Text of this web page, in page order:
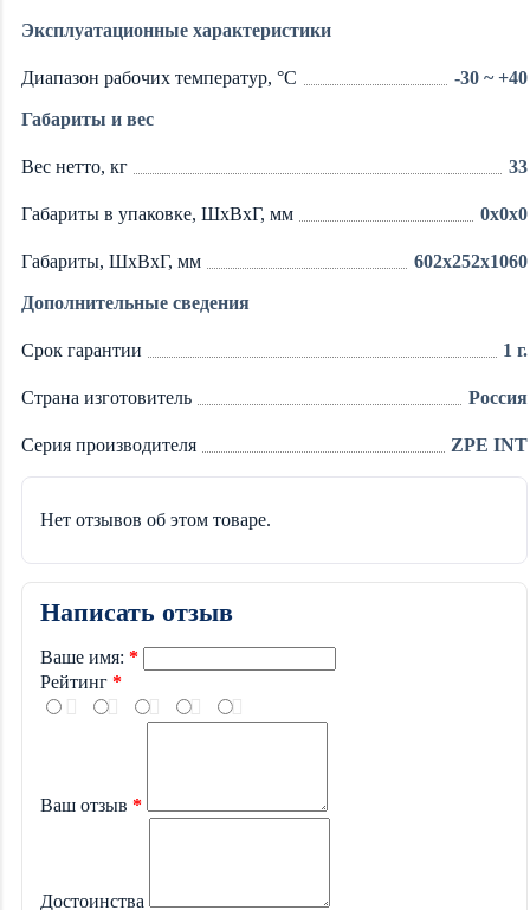
Эксплуатационные характеристики
Диапазон рабочих температур, °C -30 ~ +40
Габариты и вес
Вес нетто, кг 33
Габариты в упаковке, ШxВxГ, мм 0x0x0
Габариты, ШxВxГ, мм 602x252x1060
Дополнительные сведения
Срок гарантии 1 г.
Страна изготовитель Россия
Серия производителя ZPE INT
Нет отзывов об этом товаре.
Написать отзыв
Ваше имя:
Рейтинг
Ваш отзыв
Достоинства